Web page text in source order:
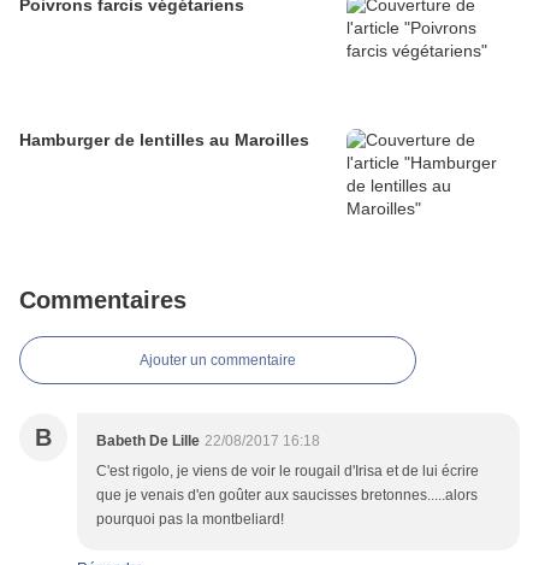
Poivrons farcis végétariens
Hamburger de lentilles au Maroilles
Commentaires
Ajouter un commentaire
B Babeth De Lille 22/08/2017 16:18
C'est rigolo, je viens de voir le rougail d'Irisa et de lui écrire
que je venais d'en goûter aux saucisses bretonnes.....alors
pourquoi pas la montbeliard!